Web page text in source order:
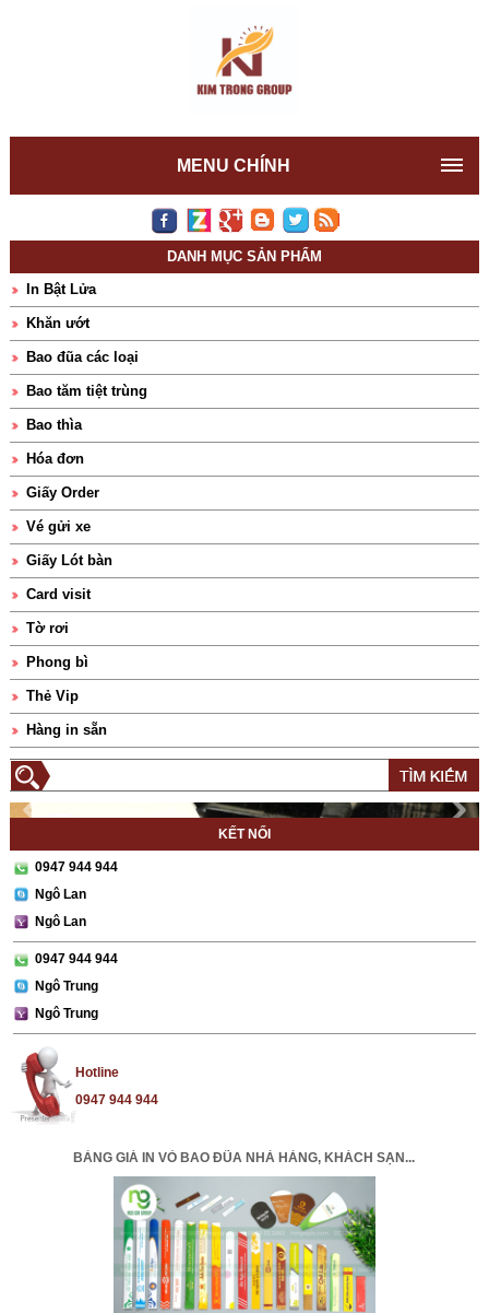
MENU CHÍNH
DANH MỤC SẢN PHẨM
In Bật Lửa
Khăn ướt
Bao đũa các loại
Bao tăm tiệt trùng
Bao thìa
Hóa đơn
Giấy Order
Vé gửi xe
Giấy Lót bàn
Card visit
Tờ rơi
Phong bì
Thẻ Vip
Hàng in sẵn
KẾT NỐI
0947 944 944
Ngô Lan
Ngô Lan
0947 944 944
Ngô Trung
Ngô Trung
Hotline
0947 944 944
BẢNG GIÁ IN VỎ BAO ĐŨA NHÀ HÀNG, KHÁCH SẠN...